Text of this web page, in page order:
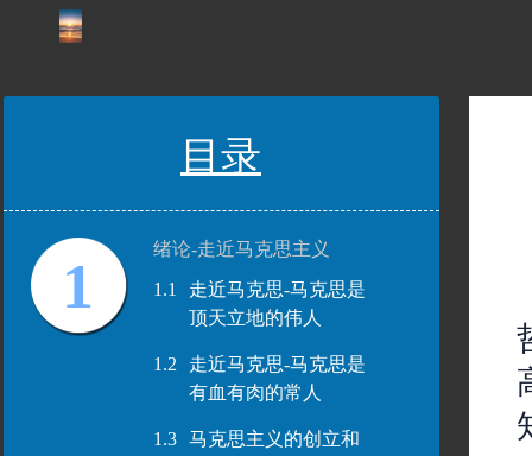
目录
1
绪论-走近马克思主义
1.1
走近马克思-马克思是
顶天立地的伟人
1.2
走近马克思-马克思是
有血有肉的常人
1.3
马克思主义的创立和